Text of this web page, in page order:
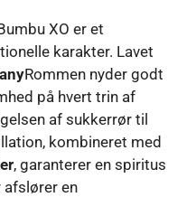
XO er et
karakter. Lavet
Rommen nyder godt
på hvert trin af
af ​​sukkerrør til
kombineret med
, garanterer en spiritus
afslører en